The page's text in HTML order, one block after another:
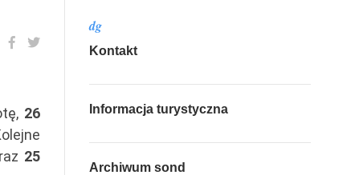
26
25
dg
Kontakt
Informacja turystyczna
Archiwum sond